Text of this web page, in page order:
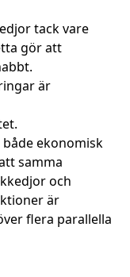
tack vare
gör att
är
ekonomisk
samma
och
är
flera parallella